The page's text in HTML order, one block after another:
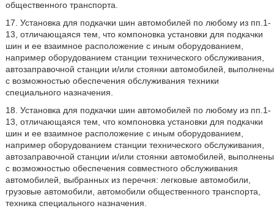
общественного транспорта.
17. Установка для подкачки шин автомобилей по любому из пп.1-
13, отличающаяся тем, что компоновка установки для подкачки
шин и ее взаимное расположение с иным оборудованием,
например оборудованием станции технического обслуживания,
автозаправочной станции и/или стоянки автомобилей, выполнены
с возможностью обеспечения обслуживания техники
специального назначения.
18. Установка для подкачки шин автомобилей по любому из пп.1-
13, отличающаяся тем, что компоновка установки для подкачки
шин и ее взаимное расположение с иным оборудованием,
например оборудованием станции технического обслуживания,
автозаправочной станции и/или стоянки автомобилей, выполнены
с возможностью обеспечения совместного обслуживания
автомобилей, выбранных из перечня: легковые автомобили,
грузовые автомобили, автомобили общественного транспорта,
техника специального назначения.